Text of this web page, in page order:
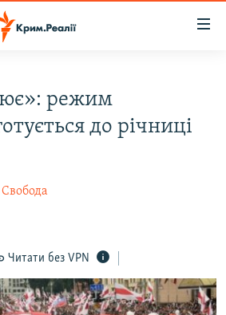
режим
до річниці
Свобода
Читати без VPN